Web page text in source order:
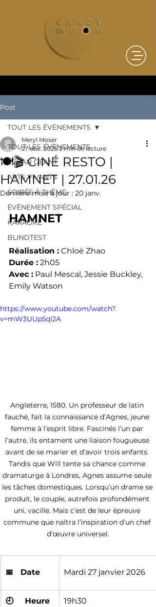
Post
TOUT LES ÉVÈNEMENTS
ÉCRAN GÉANT
ARTS VIVANTS
SOIRÉE À THÈME
ÉVÈNEMENT SPÉCIAL
KARAOKE
BLINDTEST
TOUT LES ÉVÈNEMENTS
🍽️🎬 CINÉ RESTO |
HAMNET | 27.01.26
Meryl Moser
27 déc. 2025 2 min de lecture
Dernière mise à jour : 20 janv.
Ciné Resto
HAMNET
Réalisation : Chloé Zhao
Durée : 2h05
Avec : Paul Mescal, Jessie Buckley,
Emily Watson
https://www.youtube.com/watch?
v=mW3UUp5qI2A
Angleterre, 1580. Un professeur de latin
fauché, fait la connaissance d’Agnes, jeune
femme à l’esprit libre. Fascinés l’un par
l’autre, ils entament une liaison fougueuse
avant de se marier et d’avoir trois enfants.
Tandis que Will tente sa chance comme
dramaturge à Londres, Agnes assume seule
les tâches domestiques. Lorsqu’un drame se
produit, le couple, autrefois profondément
uni, vacille. Mais c’est de leur épreuve
commune que naîtra l’inspiration d’un chef
d’œuvre universel.
📅   Date Mardi 27 janvier 2026
🕘	Heure 19h30